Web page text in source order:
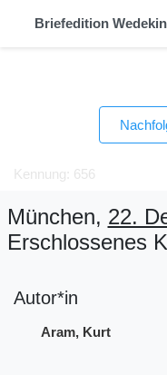
Briefedition
Kennung: 656
München, 22.
Erschlossenes
Autor*in
Aram, Kurt